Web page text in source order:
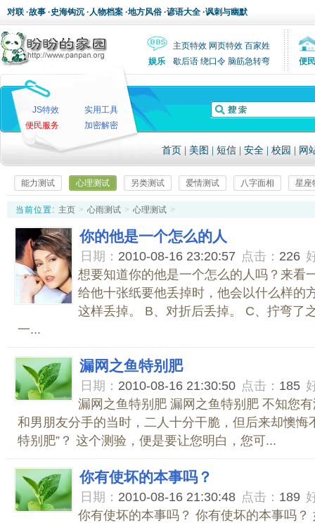
对联 ·故事 ·史海钩沉 ·人物档案 ·地方风俗 ·谚语大全 ·讽刺与幽默
主页特效 网页特效 百家姓
娱乐
歇后语 绕口令 脑筋急转弯 便民
JS特效
实用工具
便民服务
加密解密
首页 美图 短信 安全 校园 网
能力测试 心理测试 另类测试 爱情测试 八字面相 星座
当前位置: 主页 > 心雨测试 > 心理测试 >
你的他是一个怎么的人
日期： 2010-08-16 23:20:57 点击： 226
想要知道你的他是一个怎么的人吗？来看
给他十张纸要他丢掉时，他会以什么样的
这样丢掉。 B、对折后丢掉。 C、拧弯了
一...
漏网之鱼特别肥
日期： 2010-08-16 21:30:50 点击： 185
漏网之鱼特别肥 漏网之鱼特别肥 不知您
和男朋友分手的当时，二人十分干脆，但后来却懊悔
特别肥”？ 这个测验，便是要让您明白，您可...
你有使坏的本事吗？
日期： 2010-08-16 21:30:48 点击： 189
你有使坏的本事吗？ 你有使坏的本事吗？